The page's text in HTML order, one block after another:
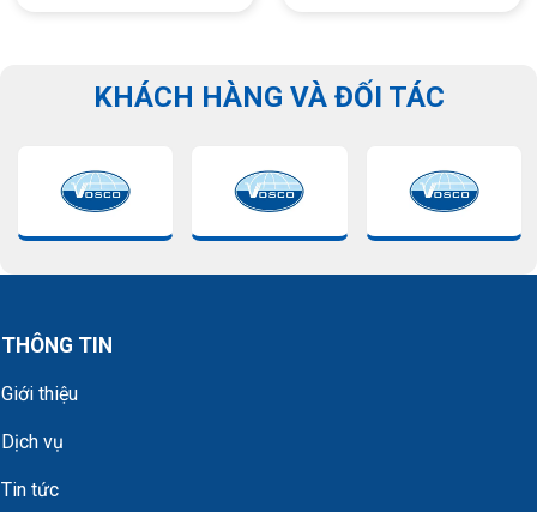
KHÁCH HÀNG VÀ ĐỐI TÁC
THÔNG TIN
Giới thiệu
Dịch vụ
Tin tức